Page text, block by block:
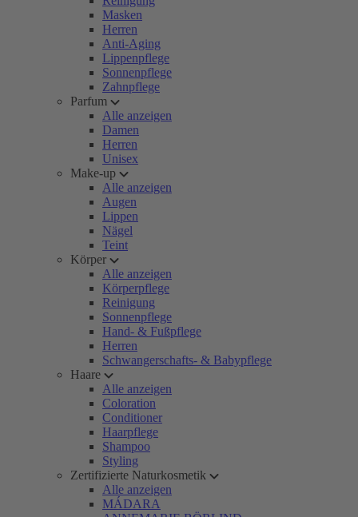
Masken
Herren
Anti-Aging
Lippenpflege
Sonnenpflege
Zahnpflege
Parfum
Alle anzeigen
Damen
Herren
Unisex
Make-up
Alle anzeigen
Augen
Lippen
Nägel
Teint
Körper
Alle anzeigen
Körperpflege
Reinigung
Sonnenpflege
Hand- & Fußpflege
Herren
Schwangerschafts- & Babypflege
Haare
Alle anzeigen
Coloration
Conditioner
Haarpflege
Shampoo
Styling
Zertifizierte Naturkosmetik
Alle anzeigen
MÁDARA